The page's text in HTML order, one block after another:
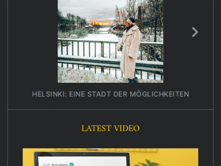
HELSINKI: EINE STADT DER MÖGLICHKEITEN
LATEST VIDEO